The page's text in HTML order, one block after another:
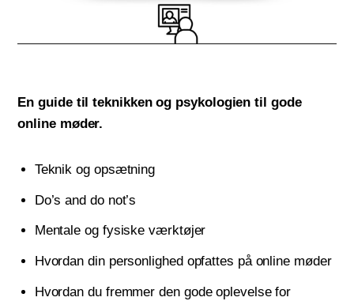
En guide til teknikken og psykologien til gode
online møder.
Teknik og opsætning
Do’s and do not’s
Mentale og fysiske værktøjer
Hvordan din personlighed opfattes på online møder
Hvordan du fremmer den gode oplevelse for